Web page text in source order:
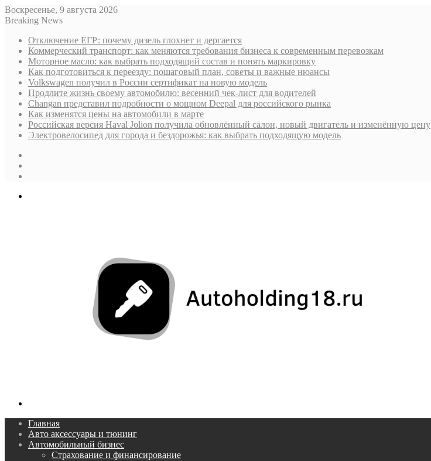
Воскресенье, 9 августа 2026
Breaking News
Отключение ЕГР: почему дизель глохнет и дергается
Коммерческий транспорт: как меняются требования бизнеса к современным перевозкам
Моторное масло: как выбрать подходящий состав и понять маркировку
Как подготовиться к переезду: пошаговый план, советы и важные нюансы
Volkswagen получил в России сертификат на новую модель
Продлите жизнь своему автомобилю: весенний чек-лист для водителей
Changan представил подробности о мощном Deepal для российского рынка
Как изменятся цены на автомобили в марте
Российская версия Haval Jolion получила обновлённый салон, новый двигатель и изменённую цену
Электровелосипед для города и бездорожья: как выбрать подходящую модель
Главная
Авто аксессуары и тюнинг
Автомобильный бизнес
Страхование и финансирование